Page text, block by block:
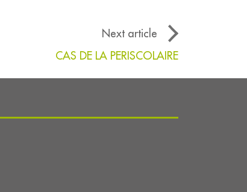
Next article
CAS DE LA PERISCOLAIRE